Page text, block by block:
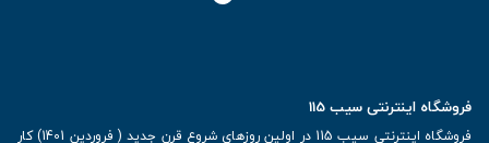
فروشگاه اینترنتی سیب 115
فروشگاه اینترنتی سیب 115 در اولین روزهای شروع قرن جدید ( فروردین 1401) کار